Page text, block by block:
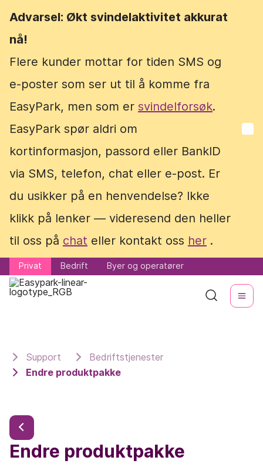
Advarsel: Økt svindelaktivitet akkurat
nå!
Flere kunder mottar for tiden SMS og
e-poster som ser ut til å komme fra
EasyPark, men som er svindelforsøk.
EasyPark spør aldri om
kortinformasjon, passord eller BankID
via SMS, telefon, chat eller e-post. Er
du usikker på en henvendelse? Ikke
klikk på lenker — videresend den heller
til oss på chat eller kontakt oss her .
Privat Bedrift Byer og operatører
Advarsel: Økt svindelaktivitet akkurat
nå!
Flere kunder mottar for tiden SMS og
e-poster som ser ut til å komme fra
EasyPark, men som er svindelforsøk.
EasyPark spør aldri om
kortinformasjon, passord eller BankID
via SMS, telefon, chat eller e-post. Er
du usikker på en henvendelse? Ikke
klikk på lenker — videresend den heller
til oss på chat eller kontakt oss her .
Privat Bedrift Byer og operatører
Support
Bedriftstjenester
Endre produktpakke
Endre produktpakke